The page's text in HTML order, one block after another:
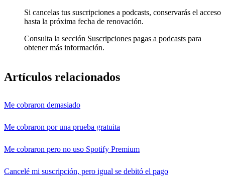
Si cancelas tus suscripciones a podcasts, conservarás el acceso
hasta la próxima fecha de renovación.
Consulta la sección Suscripciones pagas a podcasts para
obtener más información.
Artículos relacionados
Me cobraron demasiado
Me cobraron por una prueba gratuita
Me cobraron pero no uso Spotify Premium
Cancelé mi suscripción, pero igual se debitó el pago